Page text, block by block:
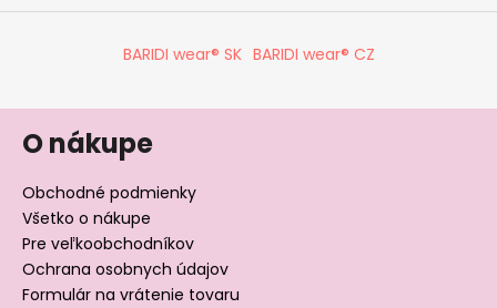
BARIDI wear® SK BARIDI wear® CZ
O nákupe
Obchodné podmienky
Všetko o nákupe
Pre veľkoobchodníkov
Ochrana osobnych údajov
Formulár na vrátenie tovaru